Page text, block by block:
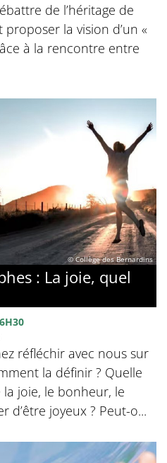
de l’héritage de
la vision d’un «
à la rencontre entre
© Collège des Bernardins
: La joie, quel
réfléchir avec nous sur
la définir ? Quelle
joie, le bonheur, le
d’être joyeux ? Peut-o...